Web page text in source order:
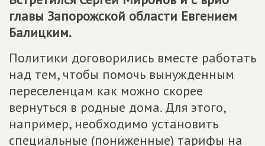
главы Запорожской области Евгением
Балицким.
Политики договорились вместе работать
над тем, чтобы помочь вынужденным
переселенцам как можно скорее
вернуться в родные дома. Для этого,
например, необходимо установить
специальные (пониженные) тарифы на